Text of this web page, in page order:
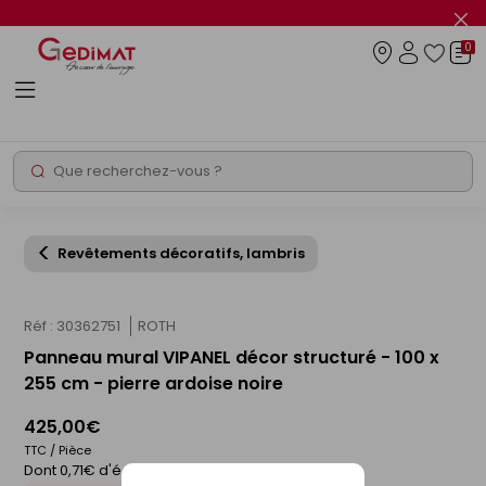
le
info
Rechercher
0
Revêtements décoratifs, lambris
Réf : 30362751 ROTH
Panneau mural VIPANEL décor structuré - 100 x
255 cm - pierre ardoise noire
425,00€
TTC / Pièce
Dont 0,71€ d'éco-participation